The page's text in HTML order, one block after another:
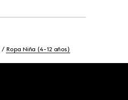
Ropa Niña (4-12 años)